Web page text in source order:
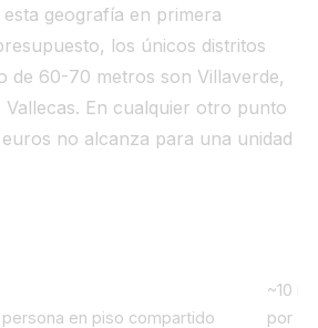
geografía en primera
los únicos distritos
de 60-70 metros son Villaverde,
Vallecas. En cualquier otro punto
no alcanza para una unidad
en piso compartido
~10 m²
por